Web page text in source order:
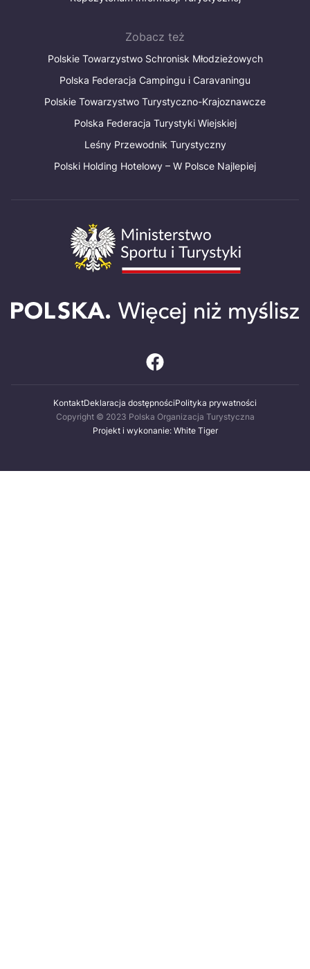
Zobacz też
Polskie Towarzystwo Schronisk Młodzieżowych
Polska Federacja Campingu i Caravaningu
Polskie Towarzystwo Turystyczno-Krajoznawcze
Polska Federacja Turystyki Wiejskiej
Leśny Przewodnik Turystyczny
Polski Holding Hotelowy – W Polsce Najlepiej
KontaktDeklaracja dostępnościPolityka prywatności
Copyright © 2023 Polska Organizacja Turystyczna
Projekt i wykonanie: White Tiger